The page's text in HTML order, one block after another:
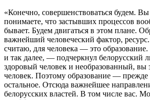
«Конечно, совершенствоваться будем.
понимаете, что застывших процессов
бывает. Будем двигаться в этом плане.
важнейший человеческий фактор,
считаю, для человека — это
и так далее, — подчеркнул белорусский
здоровый человек и необразованный, вы
человек. Поэтому образование — прежде
остальное. Отсюда важнейшее
белорусских властей. В том числе вас.